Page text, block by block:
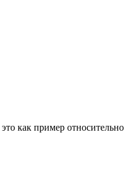
это как пример относительно